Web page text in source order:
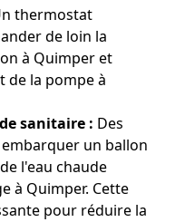
thermostat
de loin la
à Quimper et
de la pompe à
sanitaire : Des
un ballon
l'eau chaude
à Quimper. Cette
pour réduire la